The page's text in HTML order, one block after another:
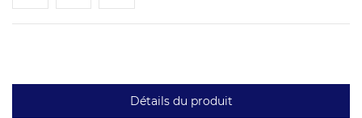
Détails du produit